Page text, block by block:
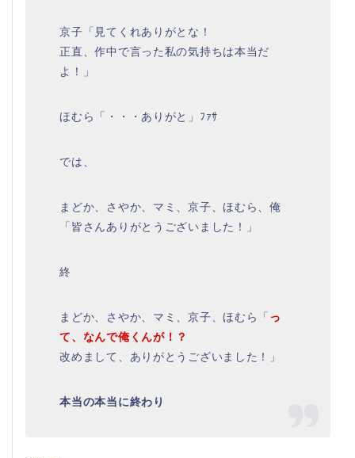
京子「見てくれありがとな！
正直、作中で言った私の気持ちは本当だ
よ！」
ほむら「・・・ありがと」ﾌｧｻ
では、
まどか、さやか、マミ、京子、ほむら、俺
「皆さんありがとうございました！」
終
まどか、さやか、マミ、京子、ほむら「 っ
て、なんで俺くんが！？
改めまして、ありがとうございました！」
本当の本当に終わり